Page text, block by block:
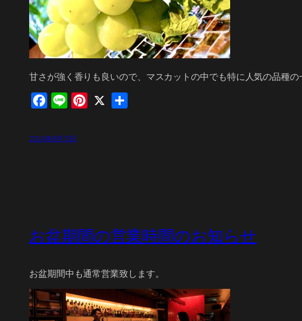
甘さが強く香りも良いので、マスカットの中でも特に人気の品種の
Facebook
LinePinterest
X
2024年8月13日
お盆期間の営業時間のお知らせ
お盆期間中も通常営業致します。